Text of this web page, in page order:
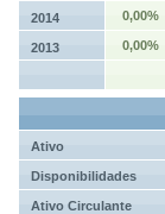
2014 0,00%
2013 0,00%
Ativo
Disponibilidades
Ativo Circulante